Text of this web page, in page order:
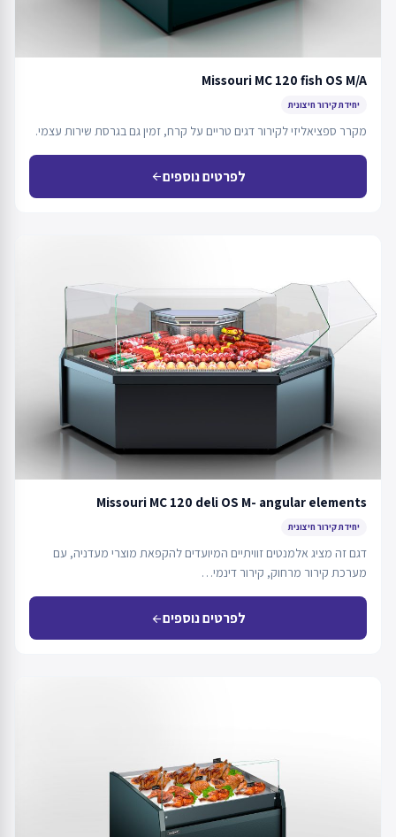
Missouri MC 120 fish OS M/A
יחידת קירור חיצונית
מקרר ספציאליזי לקירור דגים טריים על קרח, זמין גם בגרסת שירות עצמי.
לפרטים נוספיםarrow_back
Missouri MC 120 deli OS M- angular elements
יחידת קירור חיצונית
דגם זה מציג אלמנטים זוויתיים המיועדים להקפאת מוצרי מעדניה, עם
מערכת קירור מרחוק, קירור דינמי…
לפרטים נוספיםarrow_back